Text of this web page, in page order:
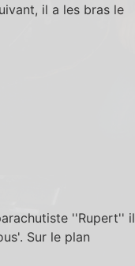
il a les bras le
''Rupert'' il
Sur le plan